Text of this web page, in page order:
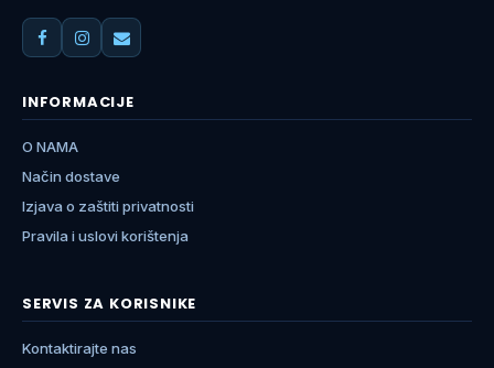
INFORMACIJE
O NAMA
Način dostave
Izjava o zaštiti privatnosti
Pravila i uslovi korištenja
SERVIS ZA KORISNIKE
Kontaktirajte nas